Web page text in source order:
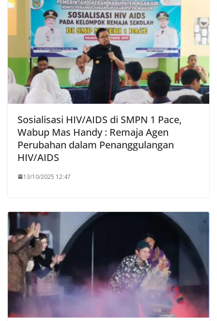
Sosialisasi HIV/AIDS di SMPN 1 Pace,
Wabup Mas Handy : Remaja Agen
Perubahan dalam Penanggulangan
HIV/AIDS
13/10/2025 12:47